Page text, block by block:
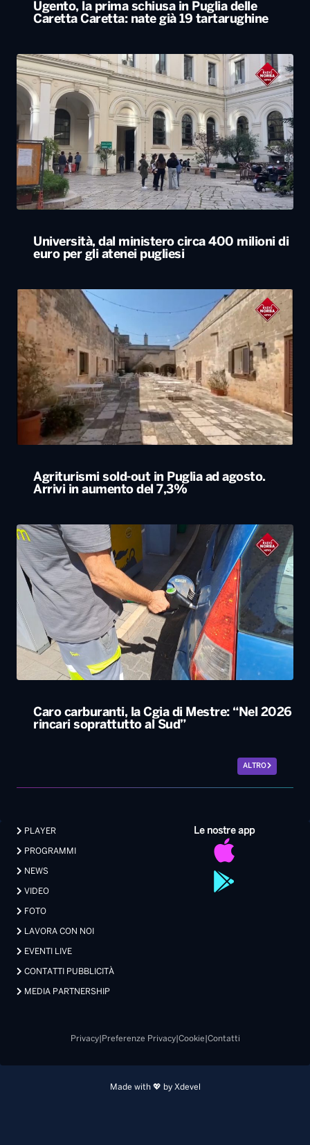
Ugento, la prima schiusa in Puglia delle
Caretta Caretta: nate già 19 tartarughine
Università, dal ministero circa 400 milioni di
euro per gli atenei pugliesi
Agriturismi sold-out in Puglia ad agosto.
Arrivi in aumento del 7,3%
Caro carburanti, la Cgia di Mestre: “Nel 2026
rincari soprattutto al Sud”
ALTRO
Le nostre app
PLAYER
PROGRAMMI
NEWS
VIDEO
FOTO
LAVORA CON NOI
EVENTI LIVE
CONTATTI PUBBLICITÀ
MEDIA PARTNERSHIP
Privacy| Preferenze Privacy| Cookie Contatti
Made with 💖 by Xdevel